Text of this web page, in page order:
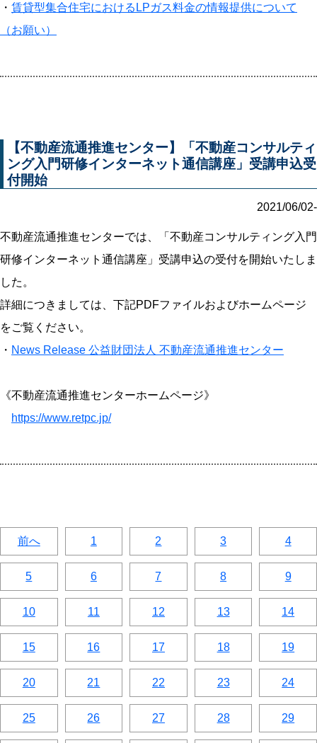
・ 賃貸型集合住宅におけるLPガス料金の情報提供について
（お願い）
【不動産流通推進センター】「不動産コンサルティ
ング入門研修インターネット通信講座」受講申込受
付開始
2021/06/02-
不動産流通推進センターでは、「不動産コンサルティング入門
研修インターネット通信講座」受講申込の受付を開始いたしま
した。
詳細につきましては、下記PDFファイルおよびホームページ
をご覧ください。
・ News Release 公益財団法人 不動産流通推進センター
《不動産流通推進センターホームページ》
https://www.retpc.jp/
前へ 1 2 3 4
5 6 7 8 9
10 11 12 13 14
15 16 17 18 19
20 21 22 23 24
25 26 27 28 29